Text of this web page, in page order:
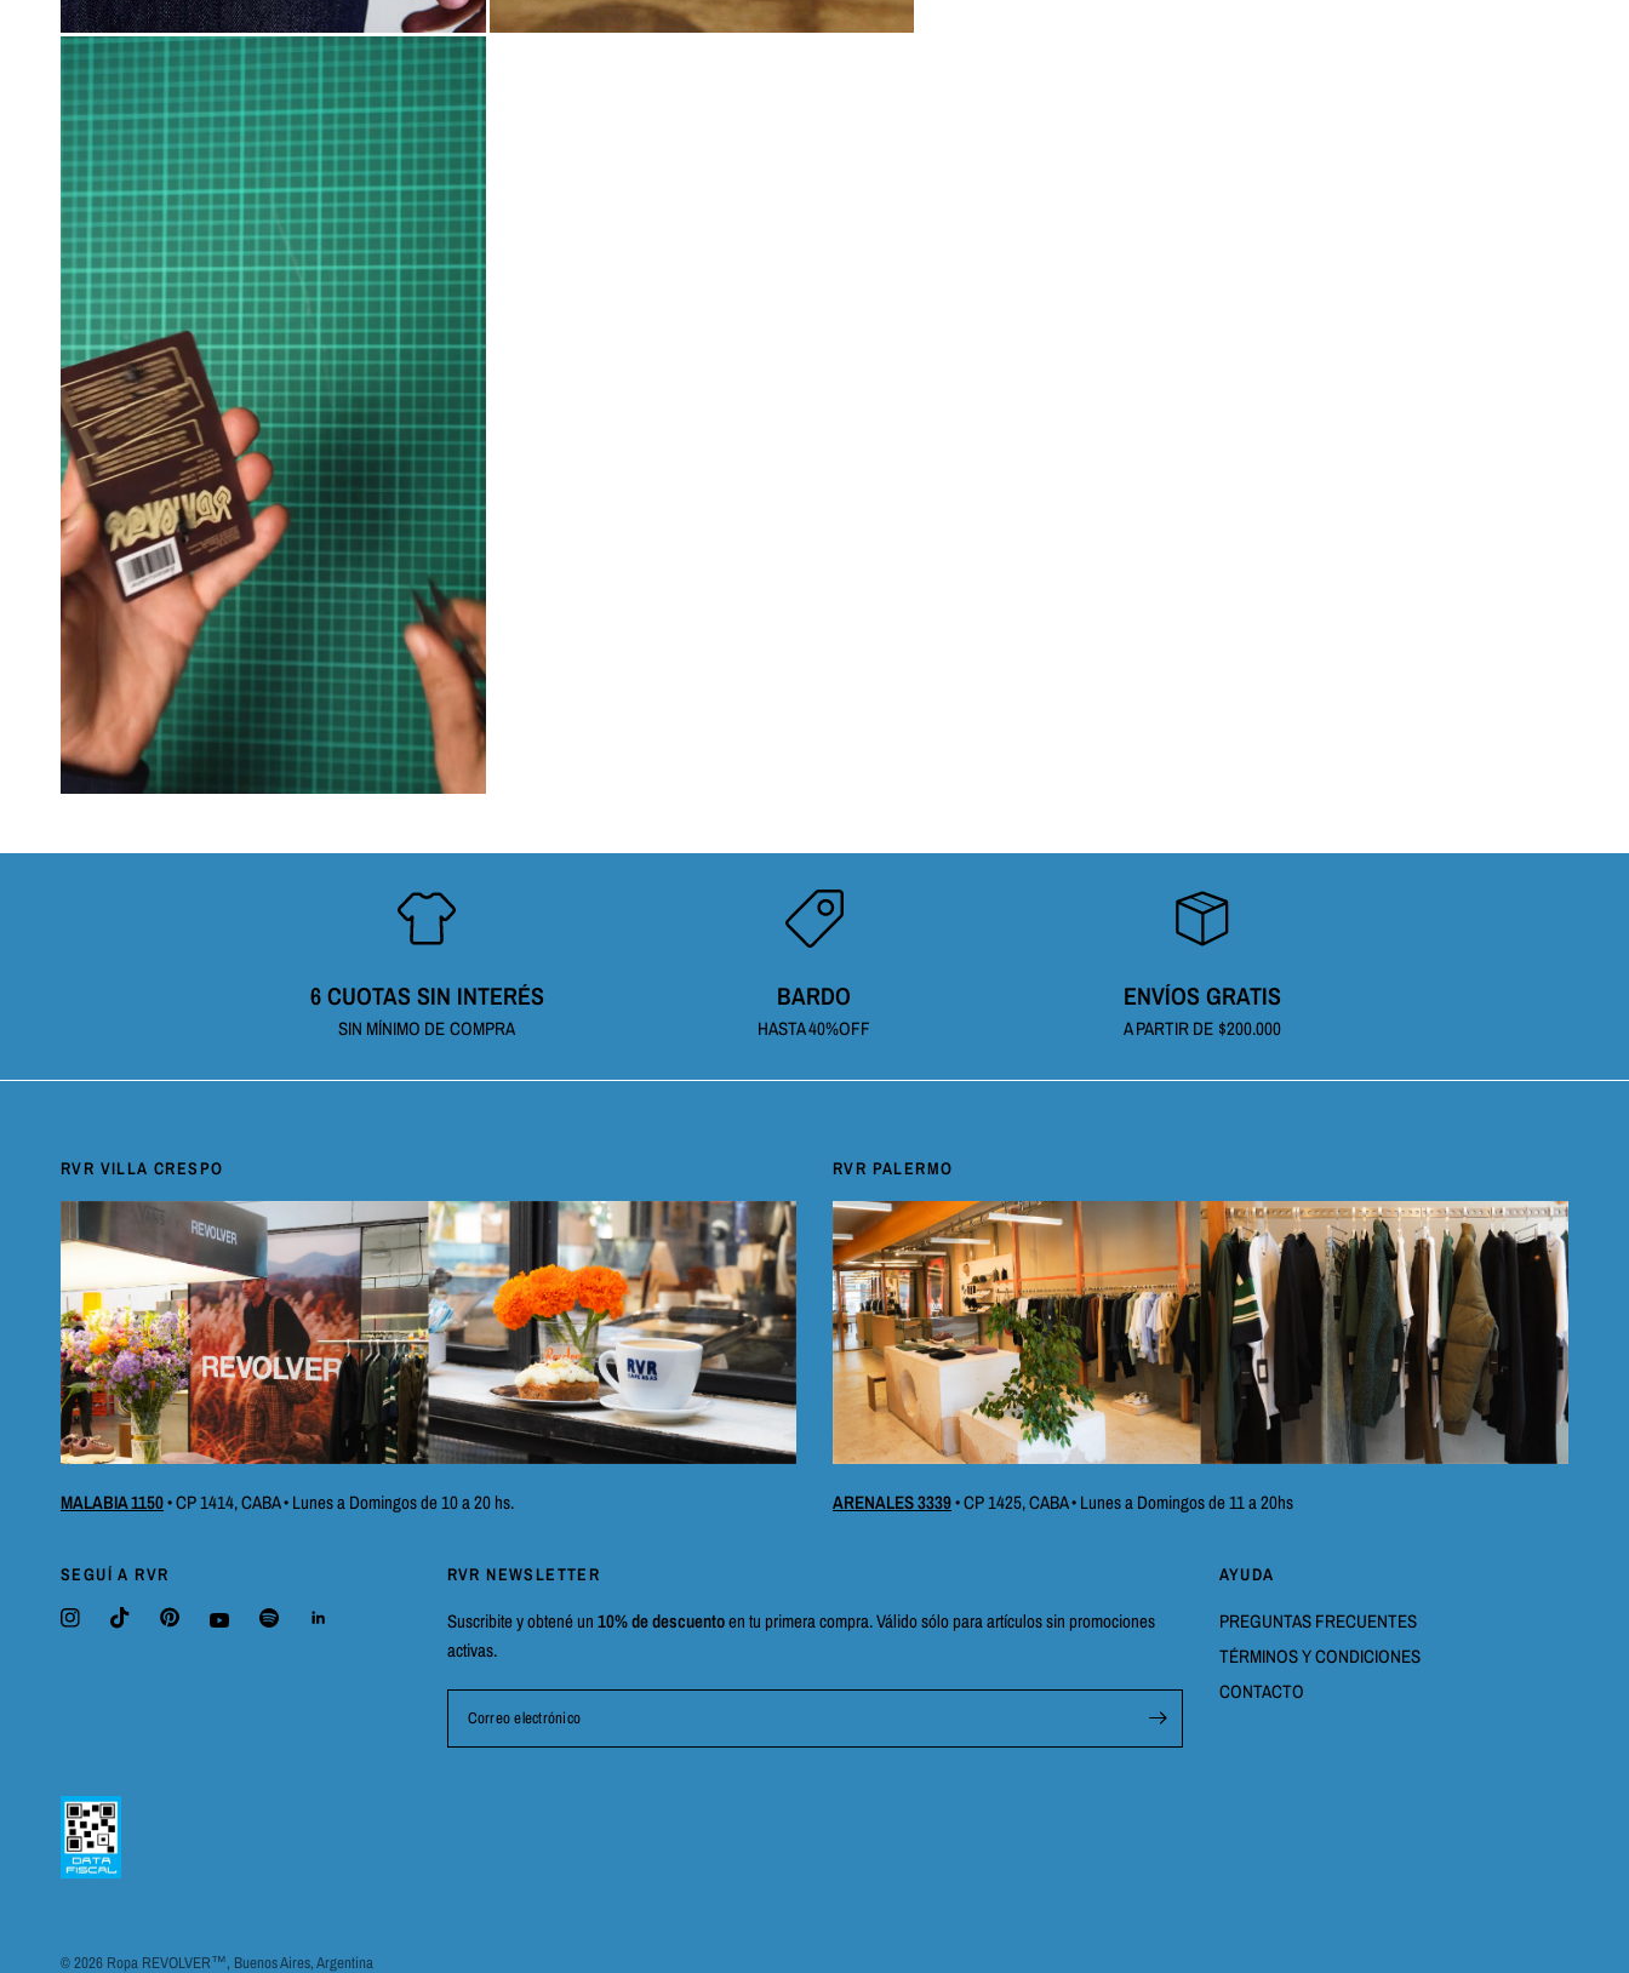
6 CUOTAS SIN INTERÉS
SIN MÍNIMO DE COMPRA
BARDO
HASTA 40%OFF
ENVÍOS GRATIS
A PARTIR DE $200.000
RVR VILLA CRESPO
MALABIA 1150• CP 1414, CABA • Lunes a Domingos de 10 a 20 hs.
RVR PALERMO
ARENALES 3339• CP 1425, CABA • Lunes a Domingos de 11 a 20hs
SEGUÍ A RVR RVR NEWSLETTER
Suscribite y obtené un10% de descuentoen tu primera compra. Válido sólo para artículos sin promociones
activas.
Correo electrónico
AYUDA
PREGUNTAS FRECUENTES
TÉRMINOS Y CONDICIONES
CONTACTO
© 2026 Ropa REVOLVER™, Buenos Aires, Argentina